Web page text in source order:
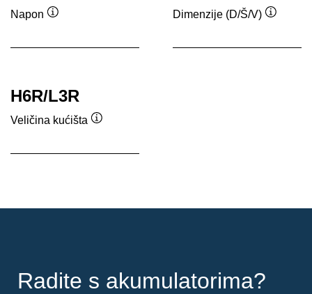
Napon
Dimenzije (D/Š/V)
H6R/L3R
Veličina kućišta
Radite s akumulatorima?